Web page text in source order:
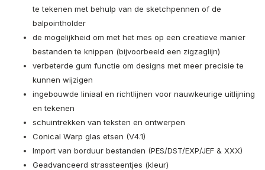
te tekenen met behulp van de sketchpennen of de
balpointholder
de mogelijkheid om met het mes op een creatieve manier
bestanden te knippen (bijvoorbeeld een zigzaglijn)
verbeterde gum functie om designs met meer precisie te
kunnen wijzigen
ingebouwde liniaal en richtlijnen voor nauwkeurige uitlijning
en tekenen
schuintrekken van teksten en ontwerpen
Conical Warp glas etsen (V4.1)
Import van borduur bestanden (PES/DST/EXP/JEF & XXX)
Geadvanceerd strassteentjes (kleur)